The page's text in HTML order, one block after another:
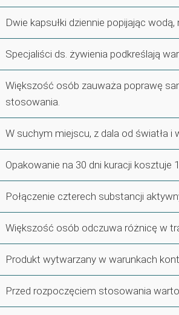
Dwie kapsułki dziennie popijając wodą,
Specjaliści ds. żywienia podkreślają
Większość osób zauważa poprawę
stosowania.
W suchym miejscu, z dala od światła i
Opakowanie na 30 dni kuracji kosztuje
Połączenie czterech substancji
Większość osób odczuwa różnicę w
Produkt wytwarzany w warunkach
Przed rozpoczęciem stosowania